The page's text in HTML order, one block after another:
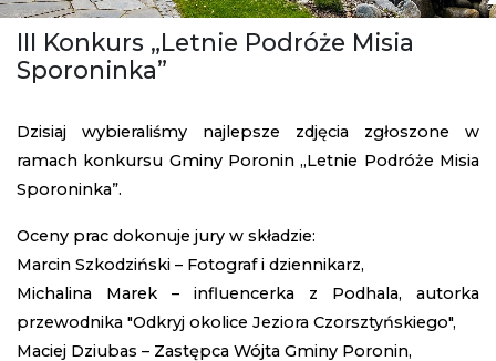
III Konkurs „Letnie Podróże Misia
Sporoninka”
Dzisiaj wybieraliśmy najlepsze zdjęcia zgłoszone w
ramach konkursu Gminy Poronin „Letnie Podróże Misia
Sporoninka”.
Oceny prac dokonuje jury w składzie:
Marcin Szkodziński – Fotograf i dziennikarz,
Michalina Marek – influencerka z Podhala, autorka
przewodnika "Odkryj okolice Jeziora Czorsztyńskiego",
Maciej Dziubas – Zastępca Wójta Gminy Poronin,